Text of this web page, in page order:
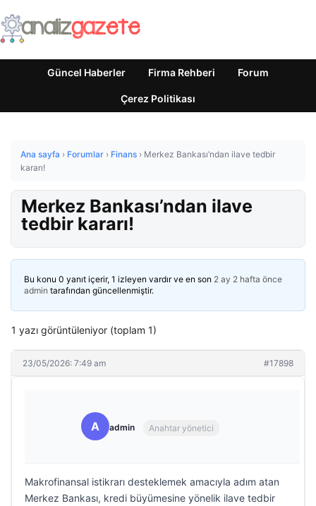
Güncel Haberler Firma Rehberi Forum
Çerez Politikası
Ana sayfa › Forumlar › Finans › Merkez Bankası’ndan ilave tedbir
kararı!
Merkez Bankası’ndan ilave
tedbir kararı!
Bu konu 0 yanıt içerir, 1 izleyen vardır ve en son 2 ay 2 hafta önce
admin tarafından güncellenmiştir.
1 yazı görüntüleniyor (toplam 1)
23/05/2026: 7:49 am #17898
A admin Anahtar yönetici
Makrofinansal istikrarı desteklemek amacıyla adım atan
Merkez Bankası, kredi büyümesine yönelik ilave tedbir